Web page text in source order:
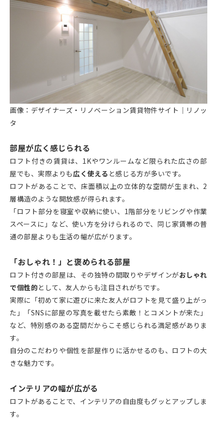
画像：デザイナーズ・リノベーション賃貸物件サイト｜リノッ
タ
部屋が広く感じられる
ロフト付きの賃貸は、1Kやワンルームなど限られた広さの部
屋でも、実際よりも広く使える と感じる方が多いです。
ロフトがあることで、床面積以上の立体的な空間が生まれ、2
層構造のような開放感が得られます。
「ロフト部分を寝室や収納に使い、1階部分をリビングや作業
スペースに」など、使い方を分けられるので、同じ家賃帯の普
通の部屋よりも生活の幅が広がります。
「おしゃれ！」と褒められる部屋
ロフト付きの部屋は、その独特の間取りやデザインがおしゃれ
で個性的として、友人からも注目されがちです。
実際に「初めて家に遊びに来た友人がロフトを見て盛り上がっ
た」「SNSに部屋の写真を載せたら素敵！とコメントが来た」
など、特別感のある空間だからこそ感じられる満足感がありま
す。
自分のこだわりや個性を部屋作りに活かせるのも、ロフトの大
きな魅力です。
インテリアの幅が広がる
ロフトがあることで、インテリアの自由度もグッとアップしま
す。